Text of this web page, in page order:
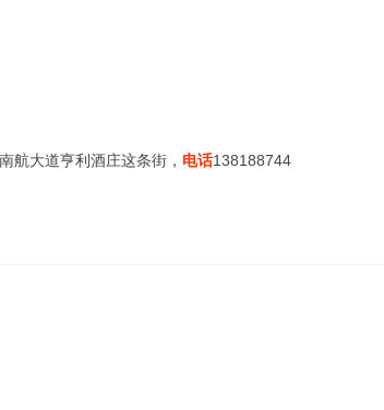
航大道亨利酒庄这条街， 电话138188744